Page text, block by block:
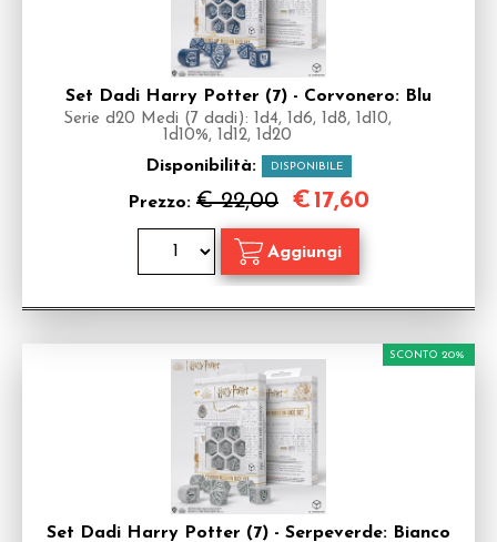
Set Dadi Harry Potter (7) - Corvonero: Blu
Serie d20 Medi (7 dadi): 1d4, 1d6, 1d8, 1d10,
1d10%, 1d12, 1d20
Disponibilità: DISPONIBILE
Prezzo: € 22,00 €17,60
Set Dadi Harry Potter (7) - Serpeverde: Bianco
SCONTO 20%